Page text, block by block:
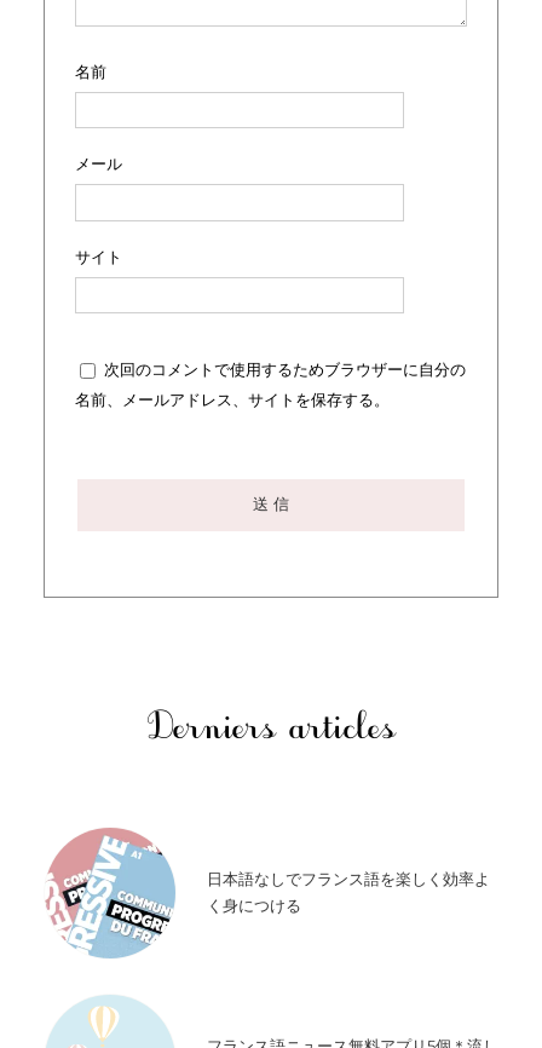
名前
メール
サイト
次回のコメントで使用するためブラウザーに自分の
名前、メールアドレス、サイトを保存する。
Derniers articles
日本語なしでフランス語を楽しく効率よ
く身につける